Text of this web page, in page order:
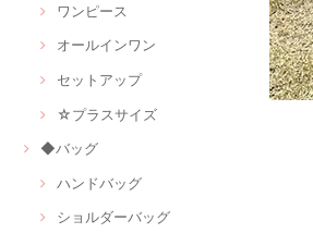
ワンピース
オールインワン
セットアップ
☆プラスサイズ
◆バッグ
ハンドバッグ
ショルダーバッグ